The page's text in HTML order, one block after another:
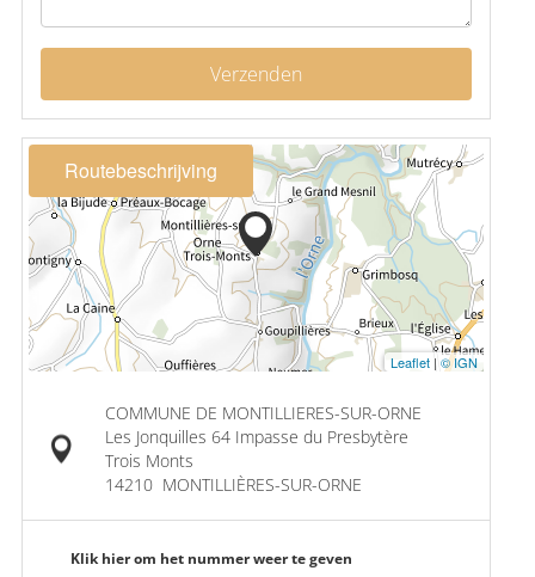
Verzenden
Routebeschrijving
Leaflet | © IGN
COMMUNE DE MONTILLIERES-SUR-ORNE
Les Jonquilles 64 Impasse du Presbytère
Trois Monts
14210 MONTILLIÈRES-SUR-ORNE
Klik hier om het nummer weer te geven